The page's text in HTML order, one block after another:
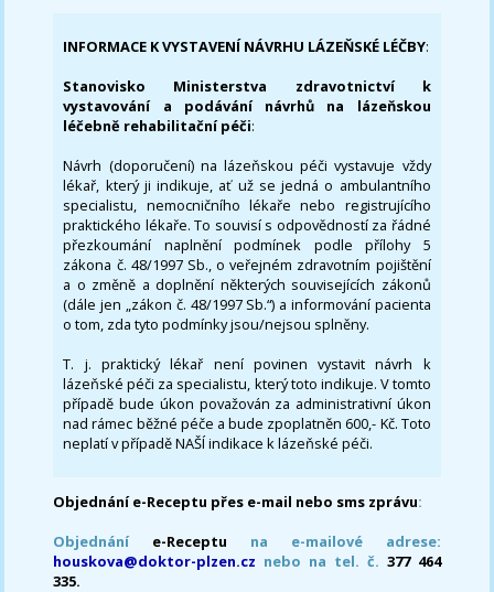
INFORMACE K VYSTAVENÍ NÁVRHU LÁZEŇSKÉ LÉČBY:
Stanovisko Ministerstva zdravotnictví k
vystavování a podávání návrhů na lázeňskou
léčebně rehabilitační péči:
Návrh (doporučení) na lázeňskou péči vystavuje vždy
lékař, který ji indikuje, ať už se jedná o ambulantního
specialistu, nemocničního lékaře nebo registrujícího
praktického lékaře. To souvisí s odpovědností za řádné
přezkoumání naplnění podmínek podle přílohy 5
zákona č. 48/1997 Sb., o veřejném zdravotním pojištění
a o změně a doplnění některých souvisejících zákonů
(dále jen „zákon č. 48/1997 Sb.“) a informování pacienta
o tom, zda tyto podmínky jsou/nejsou splněny.
T. j. praktický lékař není povinen vystavit návrh k
lázeňské péči za specialistu, který toto indikuje. V tomto
případě bude úkon považován za administrativní úkon
nad rámec běžné péče a bude zpoplatněn 600,- Kč. Toto
neplatí v případě NAŠÍ indikace k lázeňské péči.
Objednání e-Receptu přes e-mail nebo sms zprávu:
Objednání e-Receptu na e-mailové adrese:
houskova@doktor-plzen.cz nebo na tel. č. 377 464
335.